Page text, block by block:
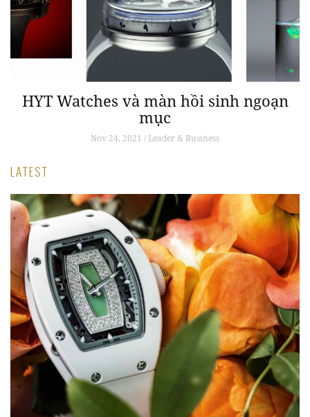
HYT Watches và màn hồi sinh ngoạn
mục
Nov 24, 2021 / Leader & Business
LATEST